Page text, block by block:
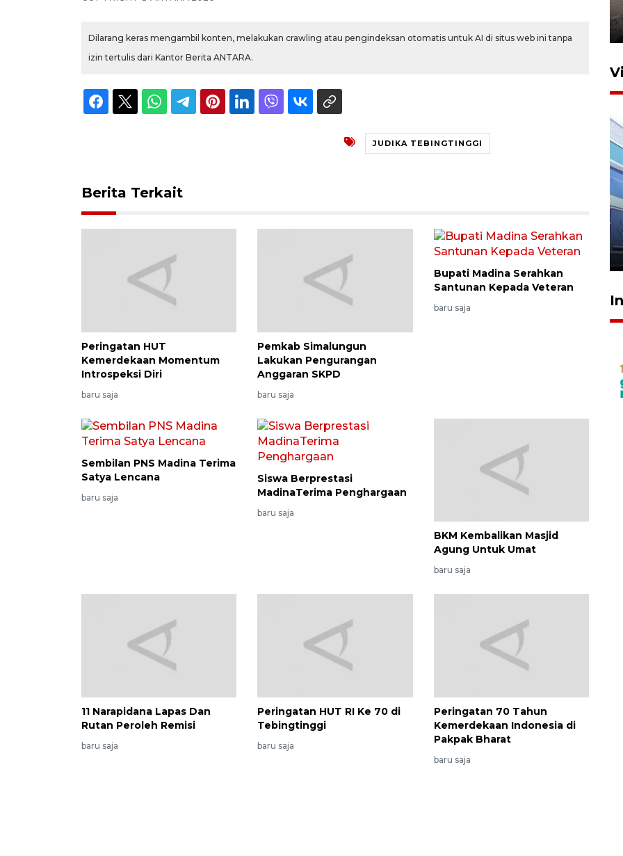
Dilarang keras mengambil konten, melakukan crawling atau pengindeksan otomatis untuk AI di situs web ini tanpa
izin tertulis dari Kantor Berita ANTARA.
JUDIKA TEBINGTINGGI
Berita Terkait
Peringatan HUT
Kemerdekaan Momentum
Introspeksi Diri
baru saja
Pemkab Simalungun
Lakukan Pengurangan
Anggaran SKPD
baru saja
Bupati Madina Serahkan
Santunan Kepada Veteran
baru saja
Sembilan PNS Madina Terima
Satya Lencana
baru saja
Siswa Berprestasi
MadinaTerima Penghargaan
baru saja
BKM Kembalikan Masjid
Agung Untuk Umat
baru saja
11 Narapidana Lapas Dan
Rutan Peroleh Remisi
baru saja
Peringatan HUT RI Ke 70 di
Tebingtinggi
baru saja
Peringatan 70 Tahun
Kemerdekaan Indonesia di
Pakpak Bharat
baru saja
jantung anak
23 Juli 2026 20:04
Vaksin HPV untuk siswa laki-
2026-08-06 06:30:00